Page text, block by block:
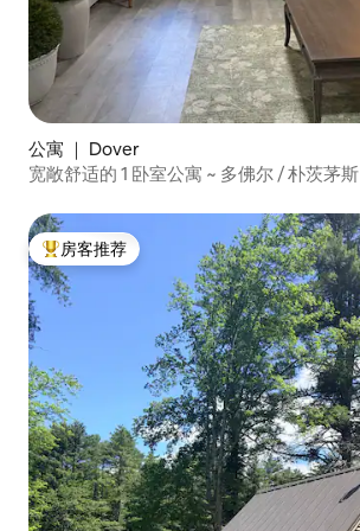
公寓 ｜ Dover
宽敞舒适的 1 卧室公寓 ~ 多佛尔 / 朴茨茅斯
热门「房客推荐」
房客推荐